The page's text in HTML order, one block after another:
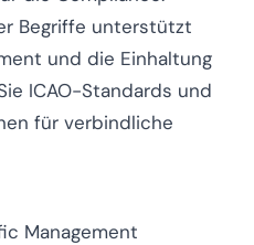
Begriffe unterstützt
und die Einhaltung
ICAO-Standards und
für verbindliche
Management